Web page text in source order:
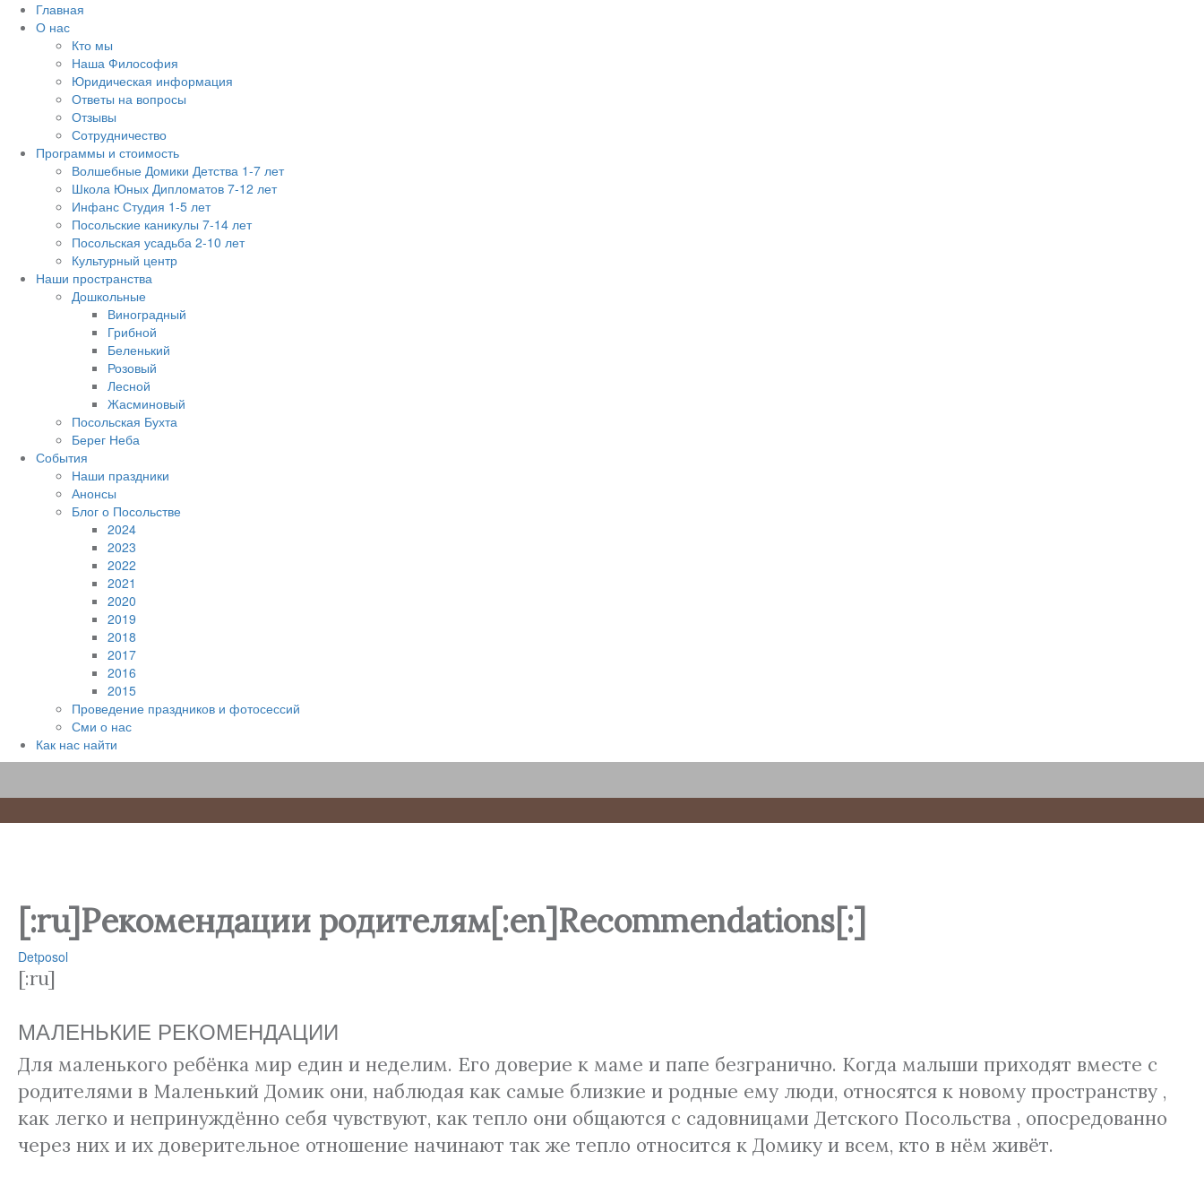
Главная
О нас
Кто мы
Наша Философия
Юридическая информация
Ответы на вопросы
Отзывы
Сотрудничество
Программы и стоимость
Волшебные Домики Детства 1-7 лет
Школа Юных Дипломатов 7-12 лет
Инфанс Студия 1-5 лет
Посольские каникулы 7-14 лет
Посольская усадьба 2-10 лет
Культурный центр
Наши пространства
Дошкольные
Виноградный
Грибной
Беленький
Розовый
Лесной
Жасминовый
Посольская Бухта
Берег Неба
События
Наши праздники
Анонсы
Блог о Посольстве
2024
2023
2022
2021
2020
2019
2018
2017
2016
2015
Проведение праздников и фотосессий
Сми о нас
Как нас найти
[:ru]Рекомендации родителям[:en]Recommendations[:]
Detposol
[:ru]
МАЛЕНЬКИЕ РЕКОМЕНДАЦИИ
Для маленького ребёнка мир един и неделим. Его доверие к маме и папе безгранично. Когда малыши приходят вместе с
родителями в Маленький Домик они, наблюдая как самые близкие и родные ему люди, относятся к новому пространству ,
как легко и непринуждённо себя чувствуют, как тепло они общаются с садовницами Детского Посольства , опосредованно
через них и их доверительное отношение начинают так же тепло относится к Домику и всем, кто в нём живёт.